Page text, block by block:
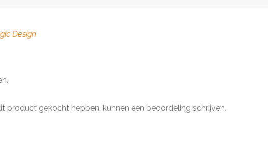
Design
product gekocht hebben, kunnen een beoordeling schrijven.